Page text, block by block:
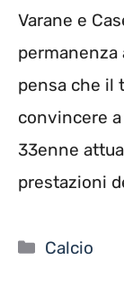
Varane e
permanenza
pensa che il
convincere
33enne
prestazioni
Categorie
Calcio